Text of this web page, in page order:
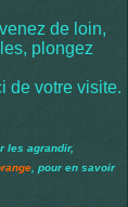
de loin,
plongez
de votre visite.
les agrandir,
, pour en savoir